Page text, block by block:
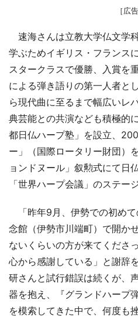
［広告
速海さんは立教大学仏文学
学ぶためイギリス・フランス
スタークラスで優勝、入賞を
による弾き語りの第一人者と
ら現代曲に至るまで幅広いレ
典芸能との共演なども積極的
都日仏ハープ塾」を設立、
ー」（国際ロータリー財団）
ョンドヌール」叙勲式にて日
「世界ハープ会議」のステー
「昨年9月、伊勢での初め
念館（伊勢市川端町）で開か
ないくらいの方が来てくださ
心から感謝している」と謝辞
研さんと試行錯誤は続くが、
器を抱え、『グランドハープ
を模索してきた中で、何度も